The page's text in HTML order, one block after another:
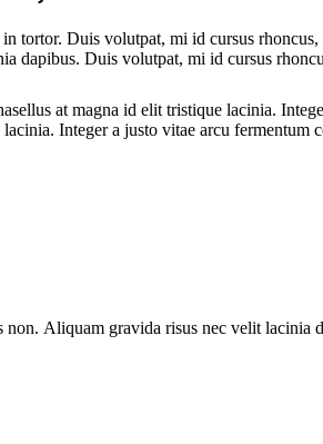
tortor. Duis volutpat, mi id cursus
dapibus. Duis volutpat, mi id cursus
at magna id elit tristique lacinia.
Integer a justo vitae arcu
Aliquam gravida risus nec velit lacinia